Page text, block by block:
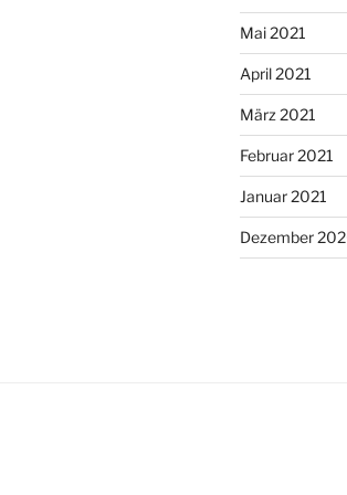
Mai 2021
April 2021
März 2021
Februar 2021
Januar 2021
Dezember